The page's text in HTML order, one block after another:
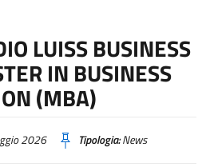
LUISS BUSINESS
IN BUSINESS
(MBA)
2026 Tipologia:News